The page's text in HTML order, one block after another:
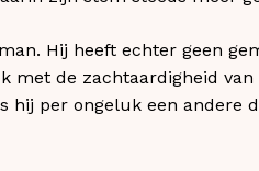
Hij heeft echter geen
met de zachtaardigheid
hij per ongeluk een andere